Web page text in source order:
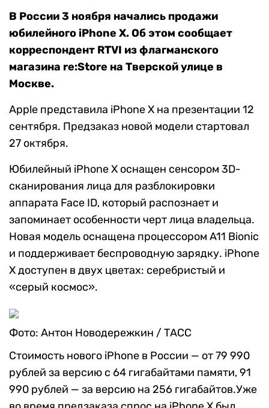
В России 3 ноября начались продажи
юбилейного iPhone X. Об этом сообщает
корреспондент RTVI из флагманского
магазина re:Store на Тверской улице в
Москве.
Apple представила iPhone X на презентации 12
сентября. Предзаказ новой модели стартовал
27 октября.
Юбилейный iPhone X оснащен сенсором 3D-
сканирования лица для разблокировки
аппарата Face ID, который распознает и
запоминает особенности черт лица владельца.
Новая модель оснащена процессором A11 Bionic
и поддерживает беспроводную зарядку. iPhone
X доступен в двух цветах: серебристый и
«серый космос».
Фото: Антон Новодережкин / ТАСС
Стоимость нового iPhone в России — от 79 990
рублей за версию с 64 гигабайтами памяти, 91
990 рублей — за версию на 256 гигабайтов.Уже